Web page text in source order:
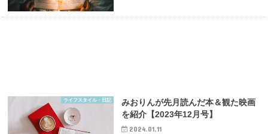
ライフスタイル・日記
みおりんが先月読んだ本＆観た映画
を紹介【2023年12月号】
2024.01.11